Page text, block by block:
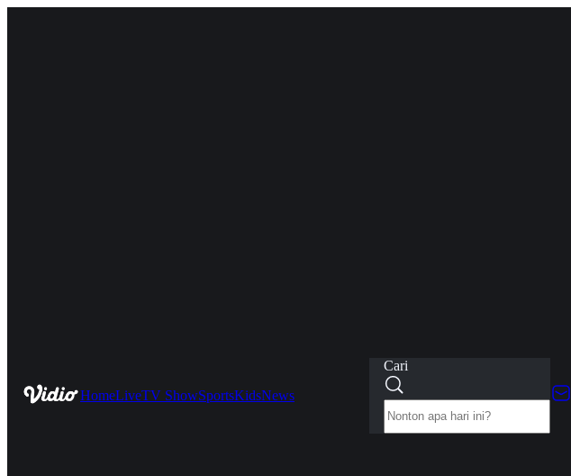
HomeLiveTV ShowSportsKidsNews
Cari